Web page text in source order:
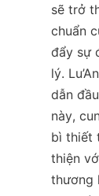
sẽ trở
chuẩn
đẩy sự
lý.
dẫn
này,
bì thiết
thiện
thương